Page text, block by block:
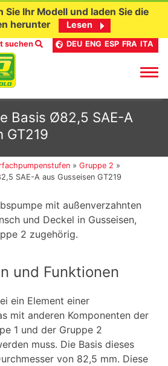
Sie Ihr Modell und laden Sie die
herunter
Lesen
suchen DEU ENG ESP FRA ITA
Basis Ø82,5 SAE-A
GT219
»Gruppe 2 »
SAE-A aus Gusseisen GT219
mit außenverzahnten
und Deckel in Gusseisen,
2 zugehörig.
und Funktionen
ein Element einer
mit anderen Komponenten der
1 und der Gruppe 2
muss. Die Basis dieses
von 82,5 mm. Diese